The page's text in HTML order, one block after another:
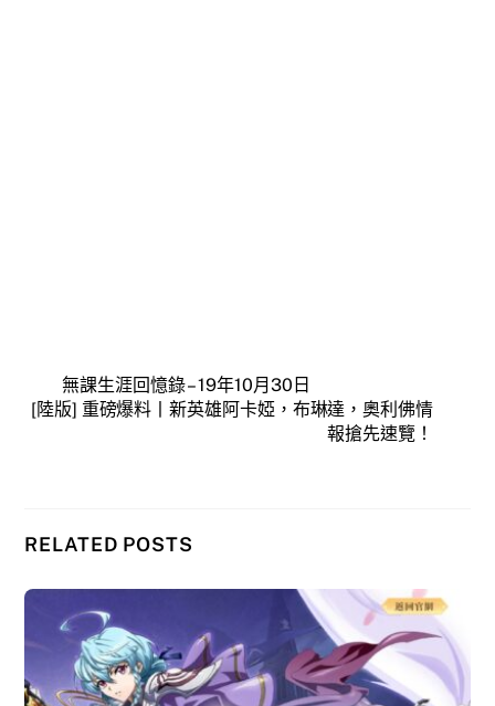
無課生涯回憶錄 – 19年10月30日
[陸版] 重磅爆料丨新英雄阿卡婭，布琳達，奧利佛情
報搶先速覽！
RELATED POSTS